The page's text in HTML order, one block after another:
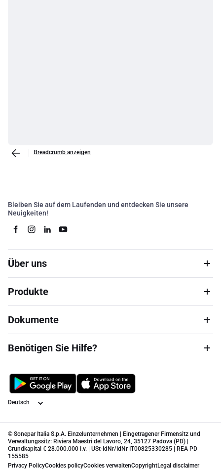
Breadcrumb anzeigen
Bleiben Sie auf dem Laufenden und entdecken Sie unsere
Neuigkeiten!
Über uns
Produkte
Dokumente
Benötigen Sie Hilfe?
Sprache
© Sonepar Italia S.p.A. Einzelunternehmen | Eingetragener Firmensitz und
Verwaltungssitz: Riviera Maestri del Lavoro, 24, 35127 Padova (PD) |
Grundkapital € 28.000.000 i.v. | USt-IdNr/IdNr IT00825330285 | REA PD
155585
Privacy PolicyCookies policyCookies verwaltenCopyrightLegal disclaimer